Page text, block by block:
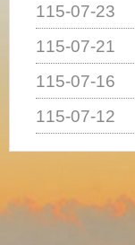
115-07-23
115-07-21
115-07-16
115-07-12